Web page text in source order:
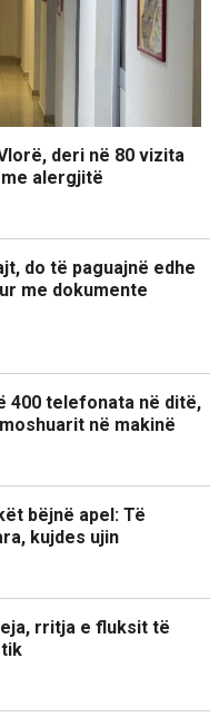
deri në 80 vizita
alergjitë
do të paguajnë edhe
me dokumente
400 telefonata në ditë,
në makinë
bëjnë apel: Të
kujdes ujin
rritja e fluksit të